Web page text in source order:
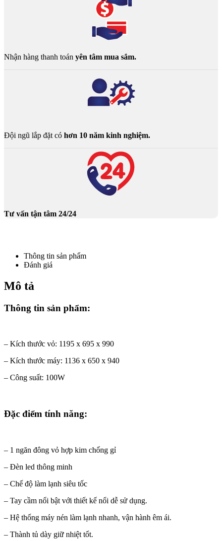
Nhận hàng thanh toán yên tâm mua sắm.
Đội ngũ lắp đặt có hơn 10 năm kinh nghiệm.
Tư vấn tận tâm 24/24
Thông tin sản phẩm
Đánh giá
Mô tả
Thông tin sản phẩm:
– Kích thước vỏ: 1195 x 695 x 990
– Kích thước máy: 1136 x 650 x 940
– Công suất: 100W
Đặc điểm tính năng:
– 1 ngăn đông vỏ hợp kim chống gỉ
– Đèn led thông minh
– Chế độ làm lạnh siêu tốc
– Tay cầm nổi bật với thiết kế nổi dễ sử dụng.
– Hệ thống máy nén làm lạnh nhanh, vận hành êm ái.
– Thành tủ dày giữ nhiệt tốt.